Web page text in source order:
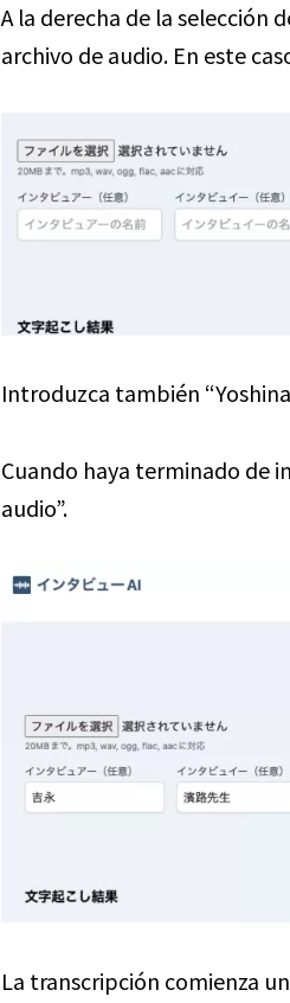
A la derecha de la selección
archivo de audio. En este
Introduzca también
Cuando haya terminado de
audio”.
La transcripción comienza